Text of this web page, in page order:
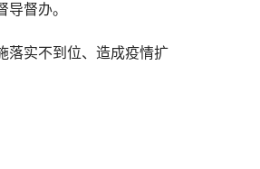
督办。
落实不到位、造成疫情扩